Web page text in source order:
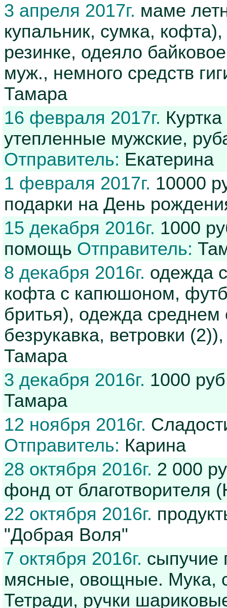
3 апреля 2017г. маме
купальник, сумка,
резинке, одеяло
муж., немного средств
Тамара
16 февраля 2017г.
утепленные мужские,
Отправитель: Екатерина
1 февраля 2017г. 10000
подарки на День
15 декабря 2016г. 1000
помощь Отправитель:
8 декабря 2016г. одежда
кофта с капюшоном,
бритья), одежда
безрукавка, ветровки
Тамара
3 декабря 2016г. 1000
Тамара
12 ноября 2016г.
Отправитель: Карина
28 октября 2016г. 2 000
фонд от благотворителя
22 октября 2016г.
"Добрая Воля"
7 октября 2016г. сыпучие
мясные, овощные. Мука,
Тетради, ручки